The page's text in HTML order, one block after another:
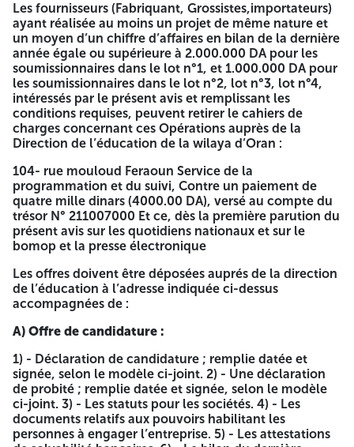
être insérés sous une même enveloppe fermée, totalement
anonyme portant la mention « A ne pas ouvrir ». Avis
d’appel d’offre national ouvert n°03/2026 concernant L’
Equipement d’un groupe scolaire ( type03) à hai ayayda
commune ain el biya. Il est à préciser que les 3 plis internes
doivent porter chacun la mention « dossier de candidature
» « offre technique » ou « offre financière ». La date limite
de dépôt des offres est fixée à 12 jours à compter de la date
de la lere parution du présent avis L’ouverture des plis aura
lieu le même jour de La date de dépôt des offres à 13 h. Les
soumissionnaires sont invités à y assister à l’ouverture. Les
soumissionnaires resteront engagés par leurs offres
pendant 90 jours plus 12 jours de délai de préparation des
offres. Soit 102 jours. Le Patriote 09-03-2026 Le Directeur
de l'Education ANEP N° 2631004248 A -=-=-=-
REPUBLIQUE ALGERIENNE
DEMOCRATIQUE ET POPULAIRE
MINISTERE DE L'EDUCATION
NATIONALE
DIRECTION DE L'EDUCATION DE LA
WILAYA D'ORAN
Avis d’appel d’offre national ouvert avec exigence de
capacité minimale n°03 /2026
Les fournisseurs (Fabriquant, Grossistes,importateurs)
ayant réalisée au moins un projet de même nature et
un moyen d’un chiffre d’affaires en bilan de la dernière
année égale ou supérieure à 2.000.000 DA pour les
soumissionnaires dans le lot n°1, et 1.000.000 DA pour
les soumissionnaires dans le lot n°2, lot n°3, lot n°4,
intéressés par le présent avis et remplissant les
conditions requises, peuvent retirer le cahiers de
charges concernant ces Opérations auprès de la
Direction de l’éducation de la wilaya d’Oran :
104- rue mouloud Feraoun Service de la
programmation et du suivi, Contre un paiement de
quatre mille dinars (4000.00 DA), versé au compte du
trésor N° 211007000 Et ce, dès la première parution du
présent avis sur les quotidiens nationaux et sur le
bomop et la presse électronique
Les offres doivent être déposées auprés de la direction
de l’éducation à l’adresse indiquée ci-dessus
accompagnées de :
A) Offre de candidature :
1) - Déclaration de candidature ; remplie datée et
signée, selon le modèle ci-joint. 2) - Une déclaration
de probité ; remplie datée et signée, selon le modèle
ci-joint. 3) - Les statuts pour les sociétés. 4) - Les
documents relatifs aux pouvoirs habilitant les
personnes à engager l’entreprise. 5) - Les attestations